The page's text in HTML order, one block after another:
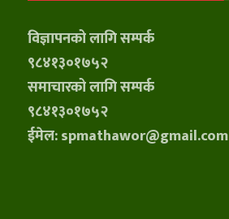
विज्ञापनको लागि सम्पर्क
९८४१३०१७५२
समाचारको लागि सम्पर्क
९८४१३०१७५२
ईमेल: spmathawor@gmail.com